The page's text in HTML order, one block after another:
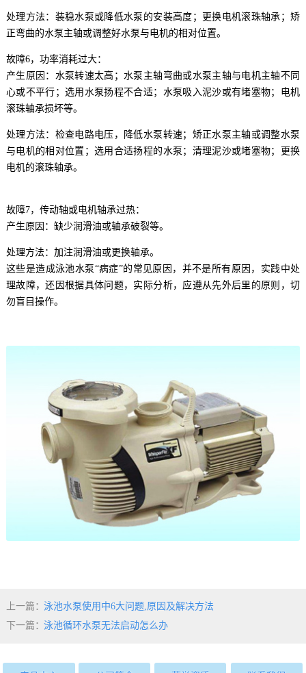
处理方法：装稳水泵或降低水泵的安装高度；更换电机滚珠轴承；矫
正弯曲的水泵主轴或调整好水泵与电机的相对位置。
故障6，功率消耗过大：
产生原因：水泵转速太高；水泵主轴弯曲或水泵主轴与电机主轴不同
心或不平行；选用水泵扬程不合适；水泵吸入泥沙或有堵塞物；电机
滚珠轴承损坏等。
处理方法：检查电路电压，降低水泵转速；矫正水泵主轴或调整水泵
与电机的相对位置；选用合适扬程的水泵；清理泥沙或堵塞物；更换
电机的滚珠轴承。
故障7，传动轴或电机轴承过热：
产生原因：缺少润滑油或轴承破裂等。
处理方法：加注润滑油或更换轴承。
这些是造成泳池水泵“病症”的常见原因，并不是所有原因，实践中处
理故障，还因根据具体问题，实际分析，应遵从先外后里的原则，切
勿盲目操作。
上一篇：泳池水泵使用中6大问题,原因及解决方法
下一篇：泳池循环水泵无法启动怎么办